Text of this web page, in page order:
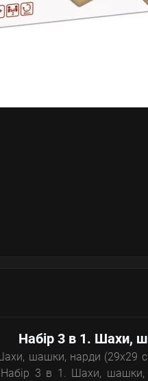
Набір 3 в 1. Шахи,
шашки, нарди (29х29
Набір 3 в 1. Шахи,